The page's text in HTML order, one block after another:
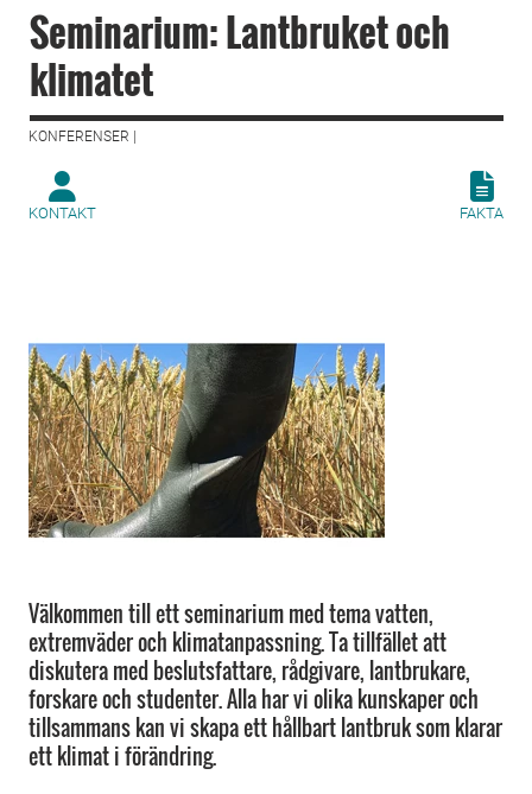
Seminarium: Lantbruket och
klimatet
KONFERENSER |
KONTAKT FAKTA
Välkommen till ett seminarium med tema vatten,
extremväder och klimatanpassning. Ta tillfället att
diskutera med beslutsfattare, rådgivare, lantbrukare,
forskare och studenter. Alla har vi olika kunskaper och
tillsammans kan vi skapa ett hållbart lantbruk som klarar
ett klimat i förändring.